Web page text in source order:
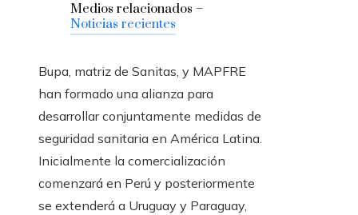
Medios relacionados –
Noticias recientes
Bupa, matriz de Sanitas, y MAPFRE
han formado una alianza para
desarrollar conjuntamente medidas de
seguridad sanitaria en América Latina.
Inicialmente la comercialización
comenzará en Perú y posteriormente
se extenderá a Uruguay y Paraguay,